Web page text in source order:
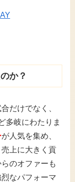
か？
だけでなく、
多岐にわたりま
が人気を集め、
上に大きく貢
のオファーも
なパフォーマ